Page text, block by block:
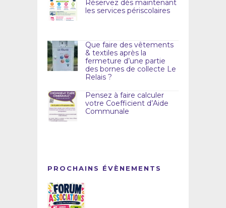
Réservez dès maintenant
les services périscolaires
Que faire des vêtements
& textiles après la
fermeture d’une partie
des bornes de collecte Le
Relais ?
Pensez à faire calculer
votre Coefficient d’Aide
Communale
PROCHAINS ÉVÈNEMENTS